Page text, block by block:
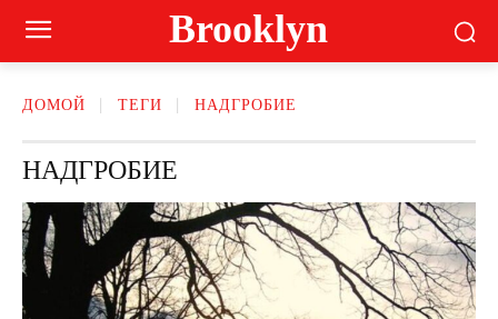
Brooklyn
ДОМОЙ ТЕГИ НАДГРОБИЕ
НАДГРОБИЕ